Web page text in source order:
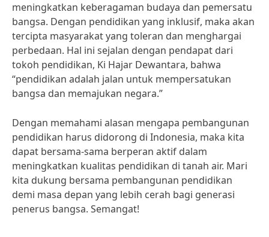
meningkatkan keberagaman budaya dan pemersatu
bangsa. Dengan pendidikan yang inklusif, maka akan
tercipta masyarakat yang toleran dan menghargai
perbedaan. Hal ini sejalan dengan pendapat dari
tokoh pendidikan, Ki Hajar Dewantara, bahwa
“pendidikan adalah jalan untuk mempersatukan
bangsa dan memajukan negara.”
Dengan memahami alasan mengapa pembangunan
pendidikan harus didorong di Indonesia, maka kita
dapat bersama-sama berperan aktif dalam
meningkatkan kualitas pendidikan di tanah air. Mari
kita dukung bersama pembangunan pendidikan
demi masa depan yang lebih cerah bagi generasi
penerus bangsa. Semangat!